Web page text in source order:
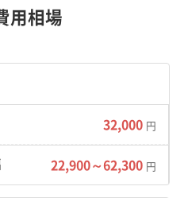
費用の傾向
う地盤のリスクに加
と城下町ならではの狭
用相場
32,000 円
22,900～62,300 円